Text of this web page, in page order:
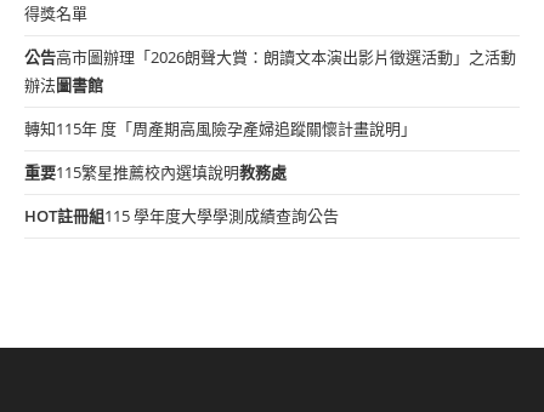
得獎名單
公告高市圖辦理「2026朗聲大賞：朗讀文本演出影片徵選活動」之活動
辦法圖書館
轉知115年 度「周產期高風險孕產婦追蹤關懷計畫說明」
重要115繁星推薦校內選填說明教務處
HOT註冊組115 學年度大學學測成績查詢公告